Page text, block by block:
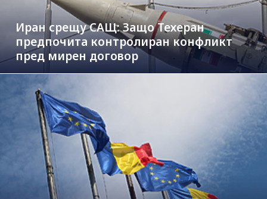
Иран срещу САЩ: Защо Техеран
предпочита контролиран конфликт
пред мирен договор